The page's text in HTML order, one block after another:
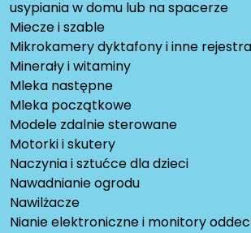
usypiania w domu lub na spacerze
Miecze i szable
Mikrokamery dyktafony i inne
Minerały i witaminy
Mleka następne
Mleka początkowe
Modele zdalnie sterowane
Motorki i skutery
Naczynia i sztućce dla dzieci
Nawadnianie ogrodu
Nawilżacze
Nianie elektroniczne i monitory